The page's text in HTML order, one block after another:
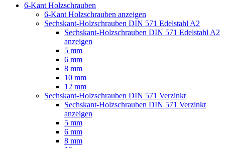
6-Kant Holzschrauben
6-Kant Holzschrauben anzeigen
Sechskant-Holzschrauben DIN 571 Edelstahl A2
Sechskant-Holzschrauben DIN 571 Edelstahl A2
anzeigen
5 mm
6 mm
8 mm
10 mm
12 mm
Sechskant-Holzschrauben DIN 571 Verzinkt
Sechskant-Holzschrauben DIN 571 Verzinkt
anzeigen
5 mm
6 mm
8 mm